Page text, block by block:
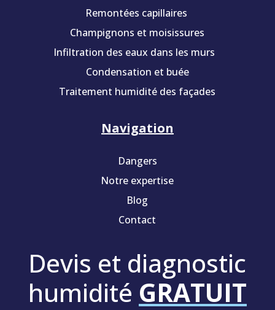
Remontées capillaires
Champignons et moisissures
Infiltration des eaux dans les murs
Condensation et buée
Traitement humidité des façades
Navigation
Dangers
Notre expertise
Blog
Contact
Devis et diagnostic
humidité GRATUIT